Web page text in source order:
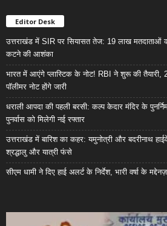
Editor Desk
उत्तराखंड में SIR पर सियासत तेज: 19 लाख मतदाताओं
कटने की आशंका
भारत में आएंगे प्लास्टिक के नोट! RBI ने शुरू की
पॉलीमर नोट होंगे जारी
धराली आपदा की पहली बरसी: कल्प केदार मंदिर के
पुनर्वास को मिलेगी नई रफ्तार
उत्तराखंड में बारिश का कहर: यमुनोत्री और बदरीनाथ
श्रद्धालु और यात्री फंसे
सीएम धामी ने दिए हाई अलर्ट के निर्देश, भारी वर्षा के